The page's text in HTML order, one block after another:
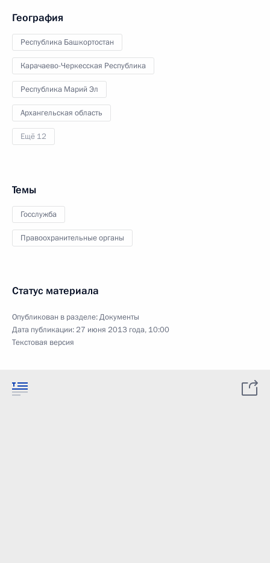
География
Республика Башкортостан
Карачаево-Черкесская Республика
Республика Марий Эл
Архангельская область
Ещё 12
Темы
Госслужба
Правоохранительные органы
Статус материала
Опубликован в разделе:Документы
Дата публикации:27 июня 2013 года, 10:00
Текстовая версия